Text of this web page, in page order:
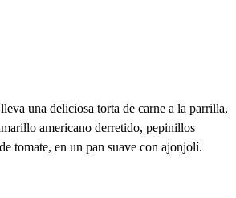
una deliciosa torta de carne a la parrilla,
americano derretido, pepinillos
tomate, en un pan suave con ajonjolí.